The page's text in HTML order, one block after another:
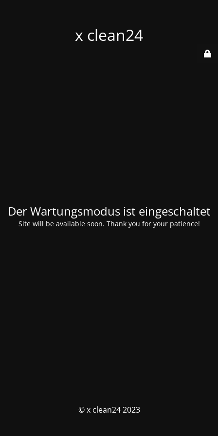
x clean24
Der Wartungsmodus ist eingeschaltet
Site will be available soon. Thank you for your patience!
© x clean24 2023